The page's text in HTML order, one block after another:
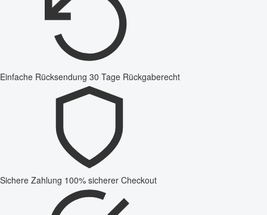
Einfache Rücksendung 30 Tage Rückgaberecht
Sichere Zahlung 100% sicherer Checkout